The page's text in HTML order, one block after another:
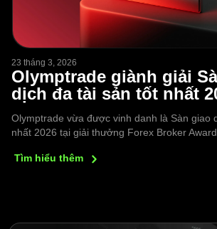
23 tháng 3, 2026
Olymptrade giành giải
dịch đa tài sản tốt nhất
Olymptrade vừa được vinh danh là Sàn giao
nhất 2026 tại giải thưởng Forex Broker
Tìm hiểu thêm